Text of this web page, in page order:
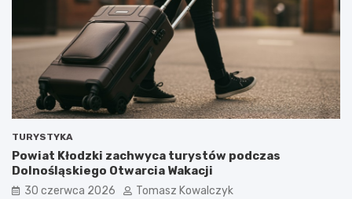
TURYSTYKA
Powiat Kłodzki zachwyca turystów podczas
Dolnośląskiego Otwarcia Wakacji
30 czerwca 2026 Tomasz Kowalczyk